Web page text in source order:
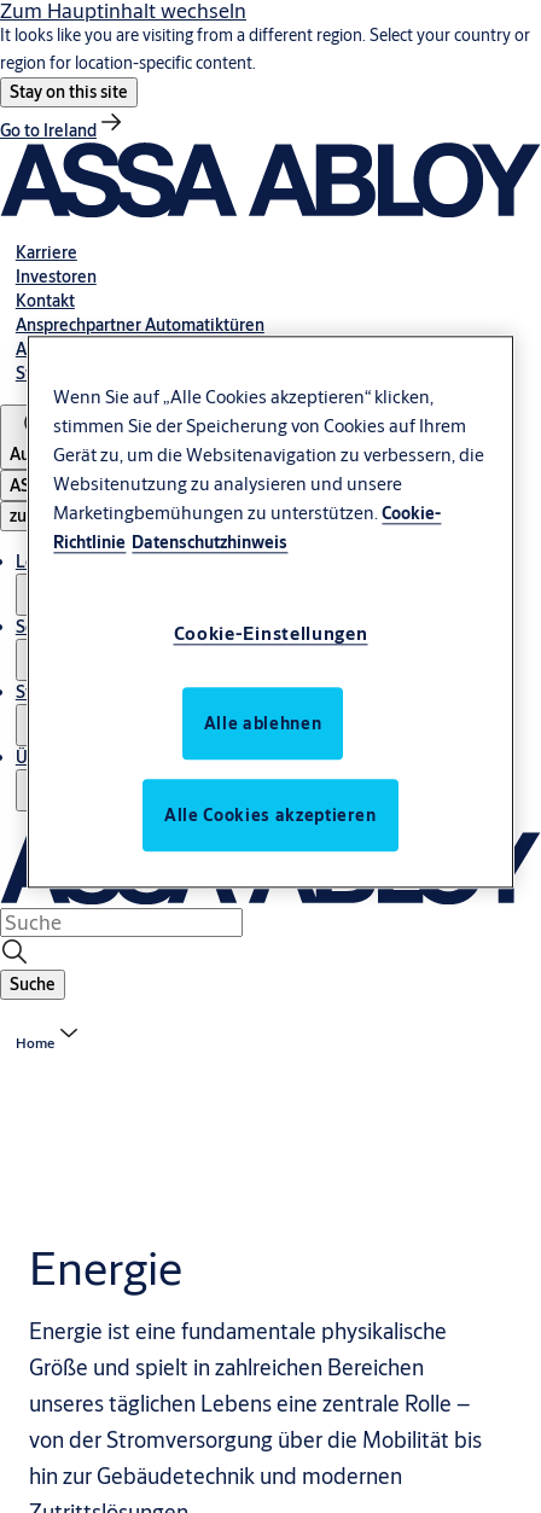
Zum Hauptinhalt wechseln
It looks like you are visiting from a different region. Select your country or
region for location-specific content.
Stay on this site
Go to Ireland
Karriere
Investoren
Kontakt
Ansprechpartner Automatiktüren
Ansprechpartner Industrietore GmbH
Störung melden
Austria
ASSA ABLOY Group
zu öffnen
Lösungen und Produkte
Service und Dienstleistungen
Storys
Über uns
Suche
Home
Energie
Energie ist eine fundamentale physikalische
Größe und spielt in zahlreichen Bereichen
unseres täglichen Lebens eine zentrale Rolle –
von der Stromversorgung über die Mobilität bis
hin zur Gebäudetechnik und modernen
Wenn Sie auf „Alle Cookies akzeptieren“ klicken,
stimmen Sie der Speicherung von Cookies auf Ihrem
Gerät zu, um die Websitenavigation zu verbessern, die
Websitenutzung zu analysieren und unsere
Marketingbemühungen zu unterstützen.Cookie-
Richtlinie Datenschutzhinweis
Cookie-Einstellungen
Alle ablehnen
Alle Cookies akzeptieren